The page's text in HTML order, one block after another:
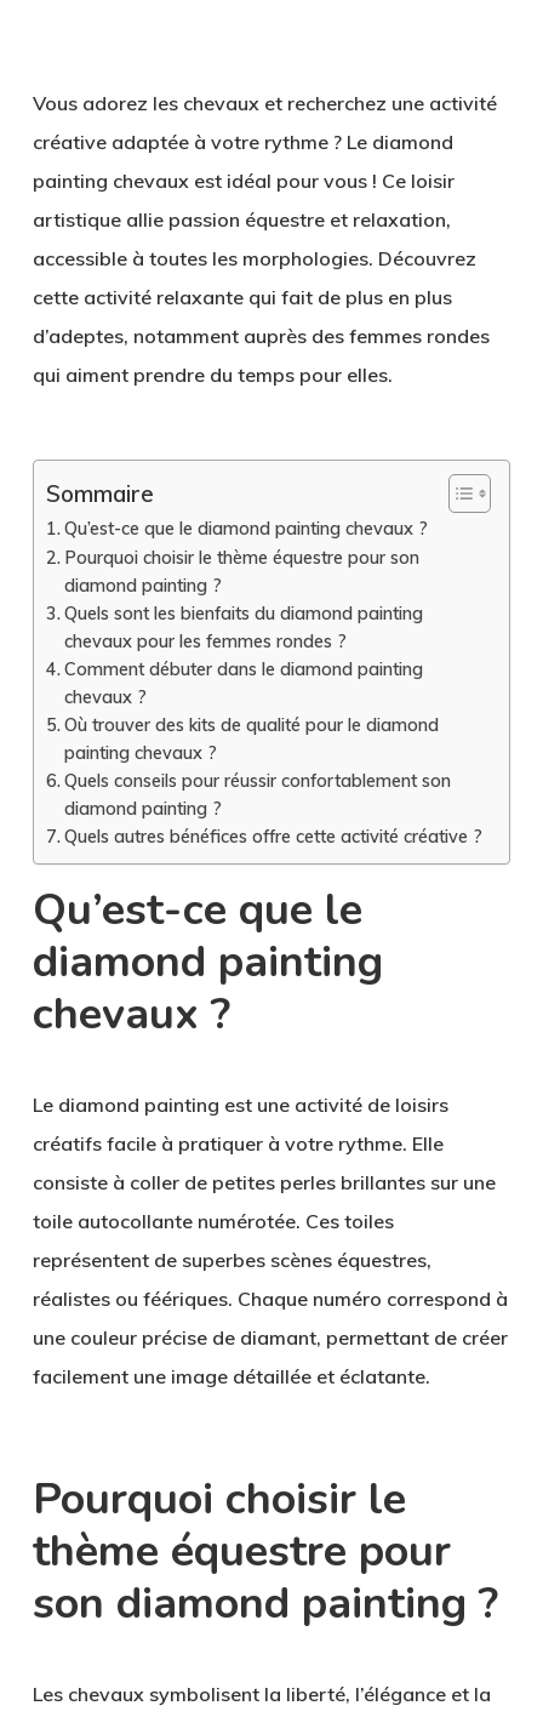
Vous adorez les chevaux et recherchez une activité
créative adaptée à votre rythme ? Le diamond
painting chevaux est idéal pour vous ! Ce loisir
artistique allie passion équestre et relaxation,
accessible à toutes les morphologies. Découvrez
cette activité relaxante qui fait de plus en plus
d’adeptes, notamment auprès des femmes rondes
qui aiment prendre du temps pour elles.
Sommaire
Qu’est-ce que le diamond painting chevaux ?
Pourquoi choisir le thème équestre pour son
diamond painting ?
Quels sont les bienfaits du diamond painting
chevaux pour les femmes rondes ?
Comment débuter dans le diamond painting
chevaux ?
Où trouver des kits de qualité pour le diamond
painting chevaux ?
Quels conseils pour réussir confortablement son
diamond painting ?
Quels autres bénéfices offre cette activité créative ?
Qu’est-ce que le
diamond painting
chevaux ?
Le diamond painting est une activité de loisirs
créatifs facile à pratiquer à votre rythme. Elle
consiste à coller de petites perles brillantes sur une
toile autocollante numérotée. Ces toiles
représentent de superbes scènes équestres,
réalistes ou féériques. Chaque numéro correspond à
une couleur précise de diamant, permettant de créer
facilement une image détaillée et éclatante.
Pourquoi choisir le
thème équestre pour
son diamond painting ?
Les chevaux symbolisent la liberté, l’élégance et la